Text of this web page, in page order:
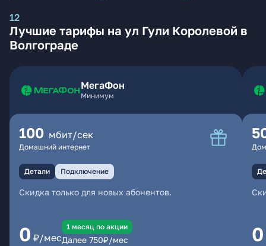
12
Лучшие тарифы на ул Гули Королевой в
Волгограде
МегаФон
Минимум
100 мбит/сек
Домашний интернет
Детали Подключение
Скидка только для новых абонентов.
0 ₽/мес
1 месяц по акции
Далее 750₽/мес 0